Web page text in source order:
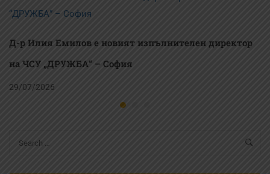
звезда“
Д-р Илия Емилов е новият изпълнителен директор
на ЧСУ „ДРУЖБА“ – София
29/07/2026